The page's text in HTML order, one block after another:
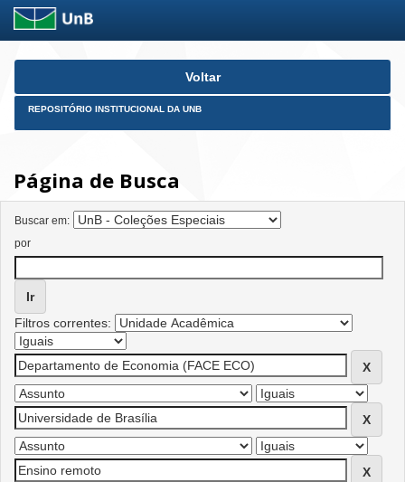
Skip
Voltar
REPOSITÓRIO INSTITUCIONAL DA UNB
Página de Busca
Buscar em:
por
Filtros correntes: